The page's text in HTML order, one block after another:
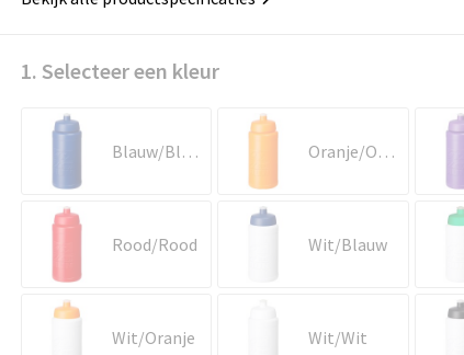
1. Selecteer een kleur
Blauw/Blauw Oranje/Oranje
Rood/Rood Wit/Blauw
Wit/Oranje Wit/Wit